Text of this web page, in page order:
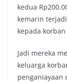
kedua
kemarin
kepada
Jadi mereka
keluarga
penganiayaan